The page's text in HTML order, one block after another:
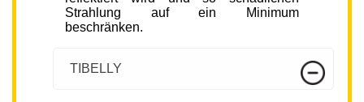
Strahlung auf ein Minimum
beschränken.
TIBELLY